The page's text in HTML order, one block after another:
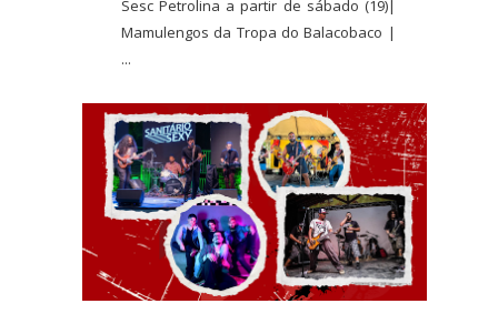
Sesc Petrolina a partir de sábado (19)|
Mamulengos da Tropa do Balacobaco |
...